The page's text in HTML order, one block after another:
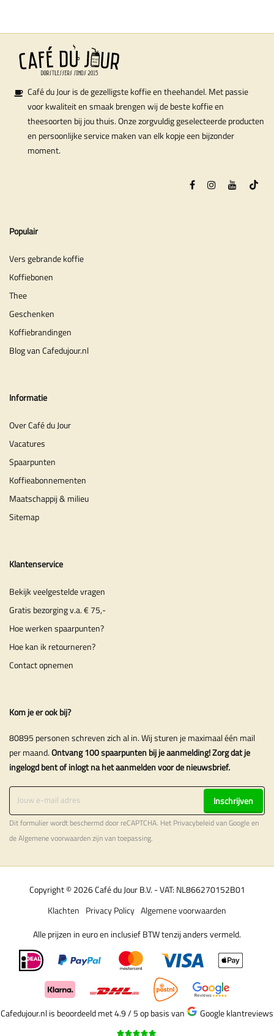
Café du Jour is de gezelligste koffie en theehandel. Met passie
voor kwaliteit en smaak brengen wij de beste koffie en
theesoorten bij jou thuis. Onze zorgvuldig geselecteerde producten
en persoonlijke service maken van elk kopje een bijzonder
moment.
Populair
Vers gebrande koffie
Koffiebonen
Thee
Geschenken
Koffiebrandingen
Blog van Cafedujour.nl
Informatie
Over Café du Jour
Vacatures
Spaarpunten
Koffieabonnementen
Maatschappij & milieu
Sitemap
Klantenservice
Bekijk veelgestelde vragen
Gratis bezorging v.a. € 75,-
Hoe werken spaarpunten?
Hoe kan ik retourneren?
Contact opnemen
Kom je er ook bij?
80895 personen schreven zich al in. Wij sturen je maximaal één mail
per maand.Ontvang 100 spaarpunten bij je aanmelding! Zorg dat je
ingelogd bent of inlogt na het aanmelden voor de nieuwsbrief.
Inschrijven
Dit formulier wordt beschermd door reCAPTCHA. Het Privacybeleidvan Google en
deAlgemene voorwaardenzijn van toepassing.
Copyright © 2026 Café du Jour B.V. - VAT: NL866270152B01
Algemene voorwaarden
Privacy Policy
Klachten
Alle prijzen in euro en inclusief BTW tenzij anders vermeld.
Cafedujour.nl is beoordeeld met 4.9 / 5op basis van Google klantreviews